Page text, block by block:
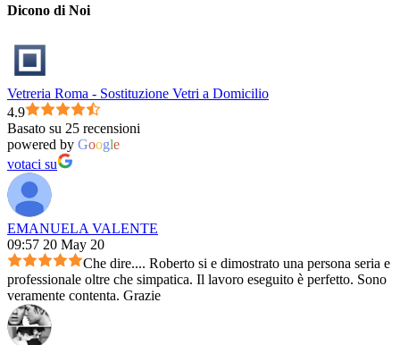
Dicono di Noi
Vetreria Roma - Sostituzione Vetri a Domicilio
4.9
Basato su 25 recensioni
powered by Google
votaci su
EMANUELA VALENTE
09:57 20 May 20
Che dire.... Roberto si e dimostrato una persona seria e
professionale oltre che simpatica. Il lavoro eseguito è perfetto. Sono
veramente contenta. Grazie